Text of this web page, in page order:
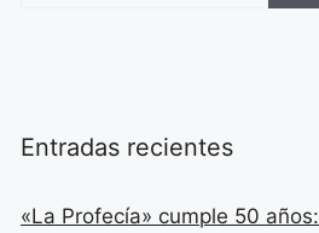
Entradas recientes
«La Profecía» cumple 50 años: